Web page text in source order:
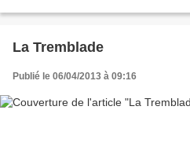
La Tremblade
Publié le 06/04/2013 à 09:16